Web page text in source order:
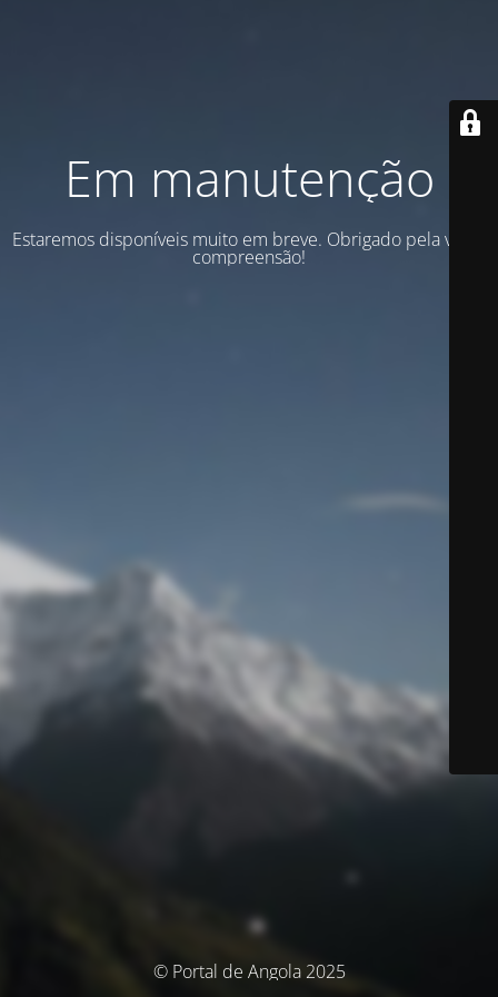
Em manutenção
Estaremos disponíveis muito em breve. Obrigado pela vossa
compreensão!
© Portal de Angola 2025